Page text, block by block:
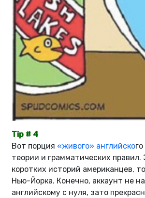
Tip # 4
Вот порция «живого» английско
теории и грамматических правил.
коротких историй американцев,
Нью-Йорка. Конечно, аккаунт не
английскому с нуля, зато